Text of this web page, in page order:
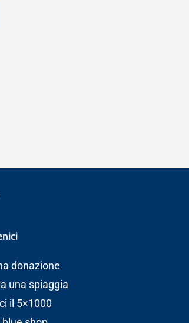
donazione
una spiaggia
il 5×1000